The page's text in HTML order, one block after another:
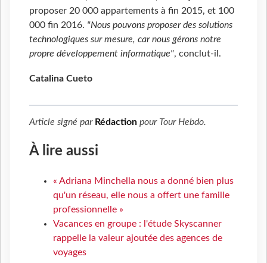
proposer 20 000 appartements à fin 2015, et 100
000 fin 2016. "Nous pouvons proposer des solutions
technologiques sur mesure, car nous gérons notre
propre développement informatique", conclut-il.
Catalina Cueto
Article signé par Rédaction pour Tour Hebdo.
À lire aussi
« Adriana Minchella nous a donné bien plus
qu'un réseau, elle nous a offert une famille
professionnelle »
Vacances en groupe : l'étude Skyscanner
rappelle la valeur ajoutée des agences de
voyages